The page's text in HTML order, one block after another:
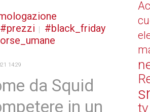
prezzi
black_friday
14:29
da Squid
in un
tv